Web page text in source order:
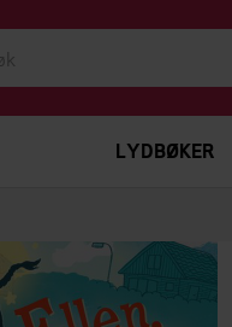
LYDBØKER